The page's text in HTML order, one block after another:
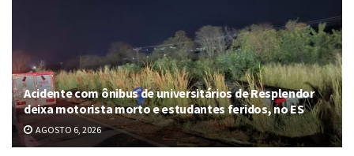
Acidente com ônibus de universitários de Resplendor
deixa motorista morto e estudantes feridos, no ES
AGOSTO 6, 2026